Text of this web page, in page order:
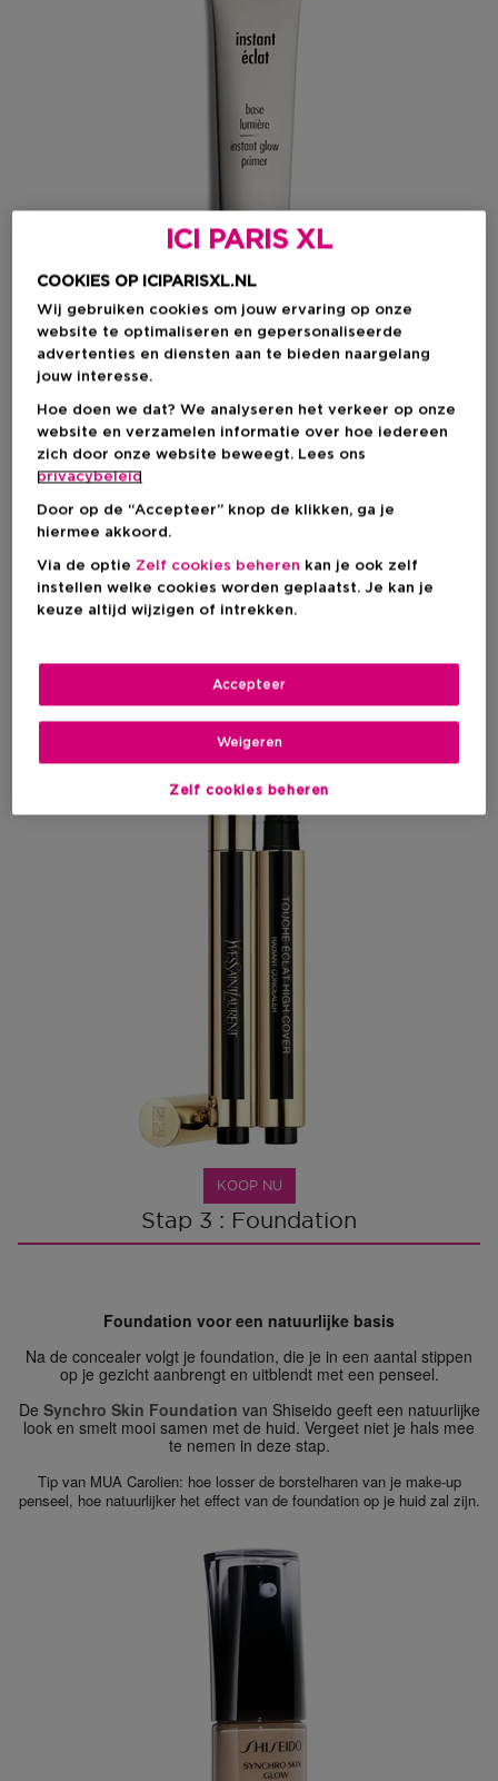
KOOP NU
Stap 2 : Concealer
Lift je gezicht met een concealer
Breng concealer aan onder je ogen, op de randen van je
neusvleugels
en op eventuele roodheden of kleine imperfecties.
Voor deze look raden wij cult-favorite
Saint Laurent aan, de ideale concealer voor een natuurlijk effect.
KOOP NU
Stap 3 : Foundation
Foundation voor een natuurlijke basis
Na de concealer volgt je foundation, die je in een aantal stippen
op je gezicht aanbrengt en uitblendt met een penseel.
De Synchro Skin Foundation van Shiseido geeft een natuurlijke
look en smelt mooi samen met de huid. Vergeet niet je hals mee
te nemen in deze stap.
Tip van MUA Carolien: hoe losser de borstelharen van je make-up
penseel, hoe natuurlijker het effect van de foundation op je huid zal zijn.
ICI PARIS XL
COOKIES OP ICIPARISXL.NL
Wij gebruiken cookies om jouw ervaring op onze
website te optimaliseren en gepersonaliseerde
advertenties en diensten aan te bieden naargelang
jouw interesse.
Hoe doen we dat? We analyseren het verkeer op onze
website en verzamelen informatie over hoe iedereen
zich door onze website beweegt. Lees ons
privacybeleid
Door op de “Accepteer” knop de klikken, ga je
hiermee akkoord.
Via de optie Zelf cookies beheren kan je ook zelf
instellen welke cookies worden geplaatst. Je kan je
keuze altijd wijzigen of intrekken.
Zelf cookies beheren
Weigeren
Accepteer